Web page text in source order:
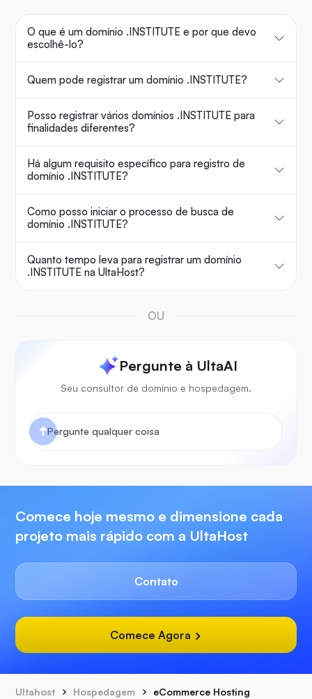
O que é um domínio .INSTITUTE e por que devo
escolhê-lo?
Quem pode registrar um domínio .INSTITUTE?
Posso registrar vários domínios .INSTITUTE para
finalidades diferentes?
Há algum requisito específico para registro de
domínio .INSTITUTE?
Como posso iniciar o processo de busca de
domínio .INSTITUTE?
Quanto tempo leva para registrar um domínio
.INSTITUTE na UltaHost?
OU
Pergunte à UltaAI
Seu consultor de domínio e hospedagem.
Comece hoje mesmo e dimensione cada
projeto mais rápido com a UltaHost
Contato
Comece Agora
Ultahost Hospedagem eCommerce Hosting